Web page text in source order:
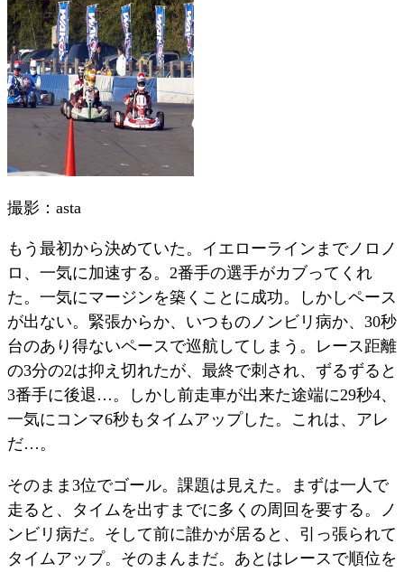
撮影：asta
もう最初から決めていた。イエローラインまでノロノ
ロ、一気に加速する。2番手の選手がカブってくれ
た。一気にマージンを築くことに成功。しかしペース
が出ない。緊張からか、いつものノンビリ病か、30秒
台のあり得ないペースで巡航してしまう。レース距離
の3分の2は抑え切れたが、最終で刺され、ずるずると
3番手に後退…。しかし前走車が出来た途端に29秒4、
一気にコンマ6秒もタイムアップした。これは、アレ
だ…。
そのまま3位でゴール。課題は見えた。まずは一人で
走ると、タイムを出すまでに多くの周回を要する。ノ
ンビリ病だ。そして前に誰かが居ると、引っ張られて
タイムアップ。そのまんまだ。あとはレースで順位を